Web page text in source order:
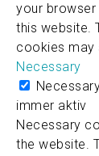
your
this website.
cookies may
Necessary
immer aktiv
Necessary
the website.